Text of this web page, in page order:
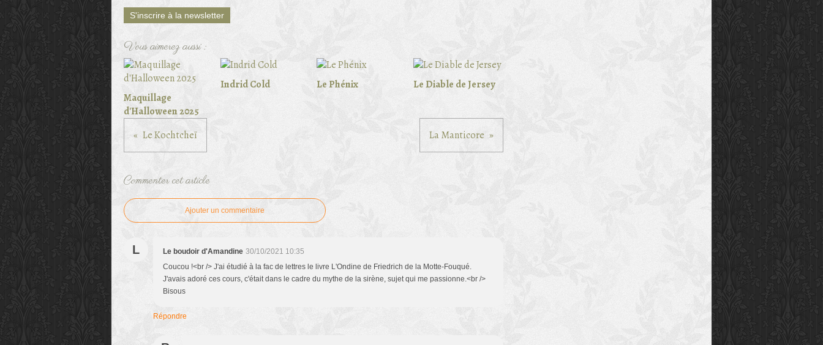
S'inscrire à la newsletter
Vous aimerez aussi :
Maquillage
d'Halloween 2025
Indrid Cold Le Phénix Le Diable de Jersey
Le Kochtcheï La Manticore
Commenter cet article
Ajouter un commentaire
L Le boudoir d'Amandine 30/10/2021 10:35
Coucou !<br /> J'ai étudié à la fac de lettres le livre L'Ondine de Friedrich de la Motte-Fouqué.
J'avais adoré ces cours, c'était dans le cadre du mythe de la sirène, sujet qui me passionne.<br />
Bisous
Répondre